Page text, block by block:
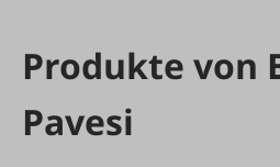
Produkte von
Pavesi